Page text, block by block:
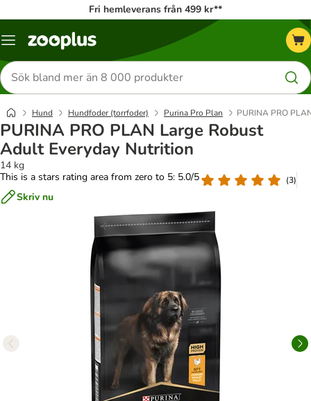
Fri hemleverans från 499 kr**
Katalogmeny
Sök
efter
produkter
Hund Hundfoder (torrfoder) Purina Pro Plan PURINA PRO
PURINA PRO PLAN Large Robust
Adult Everyday Nutrition
14 kg
This is a stars rating area from zero to 5: 5.0/5
(3)
Skriv nu